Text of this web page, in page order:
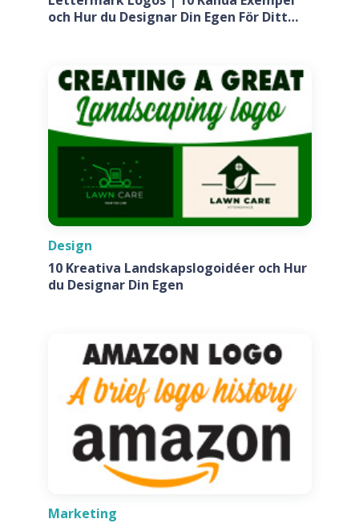
och Hur du Designar Din Egen För Ditt
Design
10 Kreativa Landskapslogoidéer och Hur
du Designar Din Egen
Marketing